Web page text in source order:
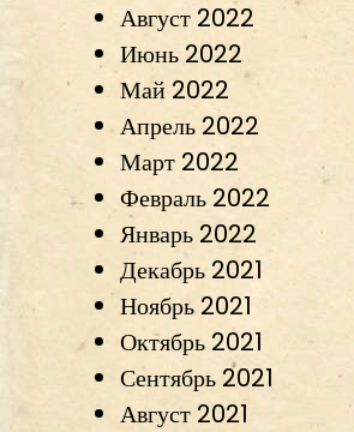
Август 2022
Июнь 2022
Май 2022
Апрель 2022
Март 2022
Февраль 2022
Январь 2022
Декабрь 2021
Ноябрь 2021
Октябрь 2021
Сентябрь 2021
Август 2021